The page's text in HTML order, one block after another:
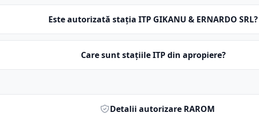
Este autorizată stația ITP GIKANU & ERNARDO SRL?
Care sunt stațiile ITP din apropiere?
Detalii autorizare RAROM